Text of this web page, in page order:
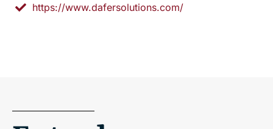
https://www.dafersolutions.com/